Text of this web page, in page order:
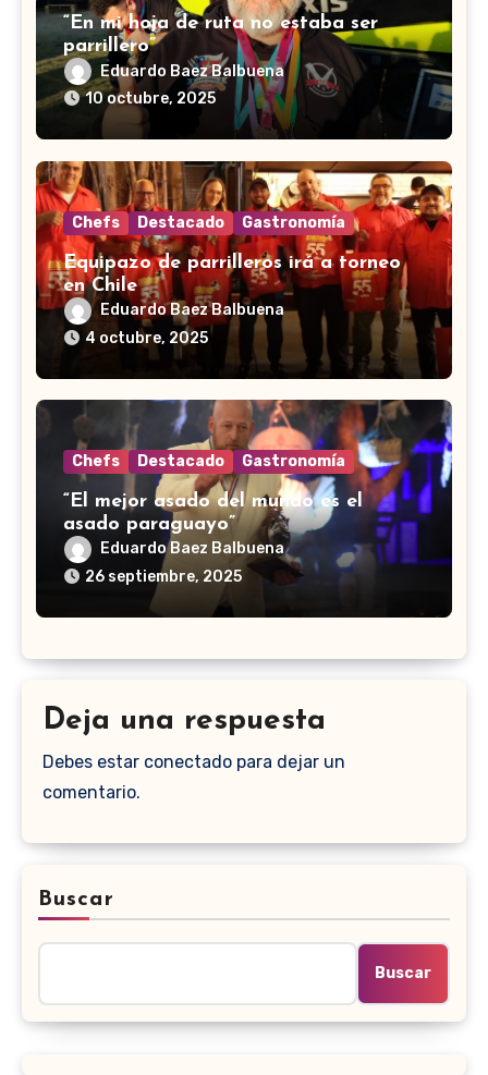
“En mi hoja de ruta no estaba ser
parrillero”
Eduardo Baez Balbuena
10 octubre, 2025
Chefs Destacado Gastronomía
Equipazo de parrilleros irá a torneo
en Chile
Eduardo Baez Balbuena
4 octubre, 2025
Chefs Destacado Gastronomía
“El mejor asado del mundo es el
asado paraguayo”
Eduardo Baez Balbuena
26 septiembre, 2025
Deja una respuesta
Debes estar conectado para dejar un
comentario.
Buscar
Buscar